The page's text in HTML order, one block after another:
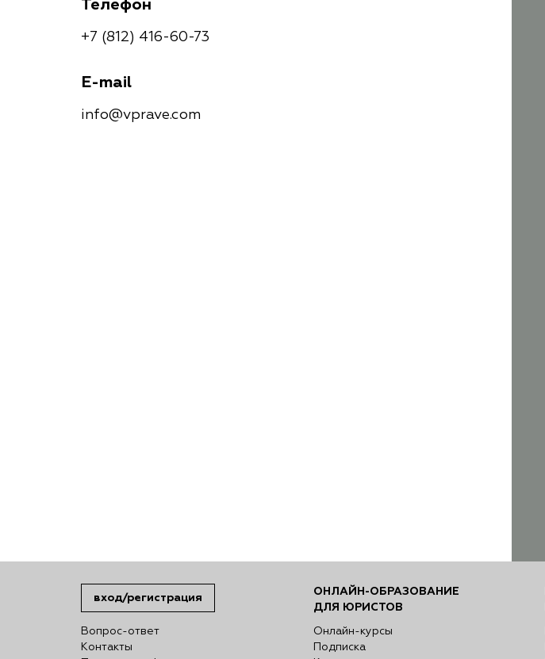
Телефон
+7 (812) 416-60-73
E-mail
info@vprave.com
вход/регистрация
Вопрос-ответ
Контакты
ОНЛАЙН-ОБРАЗОВАНИЕ
ДЛЯ ЮРИСТОВ
Онлайн-курсы
Подписка